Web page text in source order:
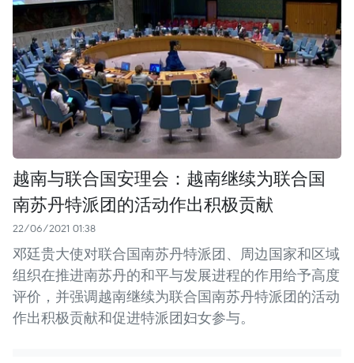
越南与联合国安理会：越南继续为联合国
南苏丹特派团的活动作出积极贡献
22/06/2021 01:38
邓廷贵大使对联合国南苏丹特派团、周边国家和区域
组织在推进南苏丹的和平与发展进程的作用给予高度
评价，并强调越南继续为联合国南苏丹特派团的活动
作出积极贡献和促进特派团妇女参与。